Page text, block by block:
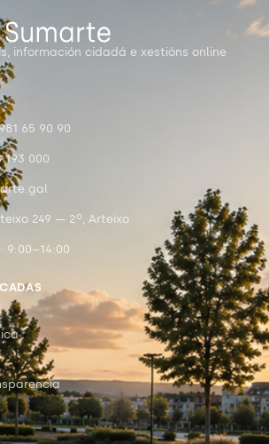
información cidadá e xestións online
65 90 90
193 000
249 — 2º, Arteixo
9:00–14:00